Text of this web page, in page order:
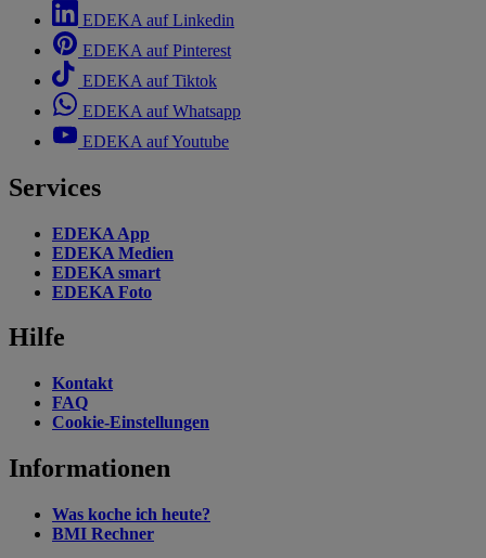
EDEKA auf Linkedin
EDEKA auf Pinterest
EDEKA auf Tiktok
EDEKA auf Whatsapp
EDEKA auf Youtube
Services
EDEKA App
EDEKA Medien
EDEKA smart
EDEKA Foto
Hilfe
Kontakt
FAQ
Cookie-Einstellungen
Informationen
Was koche ich heute?
BMI Rechner